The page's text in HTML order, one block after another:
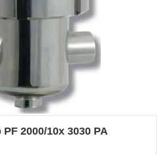
2000/10x 3030 PA